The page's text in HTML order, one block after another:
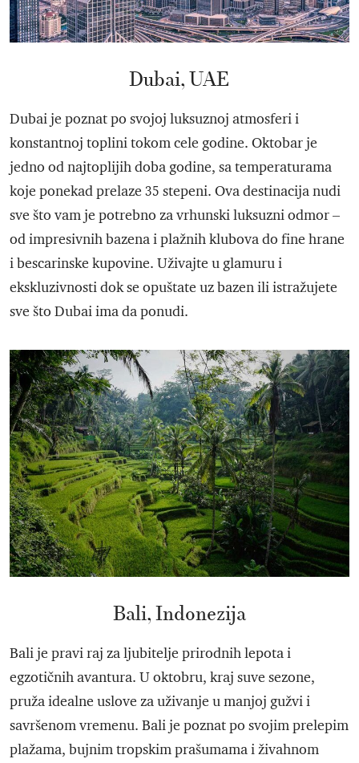
Dubai, UAE
Dubai je poznat po svojoj luksuznoj atmosferi i
konstantnoj toplini tokom cele godine. Oktobar je
jedno od najtoplijih doba godine, sa temperaturama
koje ponekad prelaze 35 stepeni. Ova destinacija nudi
sve što vam je potrebno za vrhunski luksuzni odmor –
od impresivnih bazena i plažnih klubova do fine hrane
i bescarinske kupovine. Uživajte u glamuru i
ekskluzivnosti dok se opuštate uz bazen ili istražujete
sve što Dubai ima da ponudi.
Bali, Indonezija
Bali je pravi raj za ljubitelje prirodnih lepota i
egzotičnih avantura. U oktobru, kraj suve sezone,
pruža idealne uslove za uživanje u manjoj gužvi i
savršenom vremenu. Bali je poznat po svojim prelepim
plažama, bujnim tropskim prašumama i živahnom